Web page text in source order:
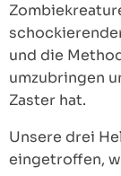
und die
umzubringen
Zaster hat.
Unsere drei
eingetroffen,